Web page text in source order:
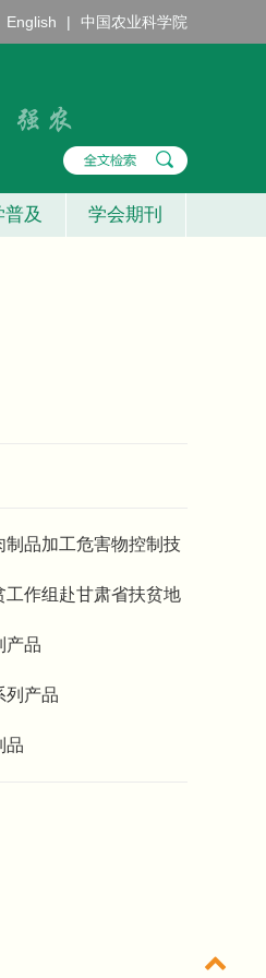
English | 中国农业科学院
及 学会期刊
制品加工危害物控制技
工作组赴甘肃省扶贫地
产品
列产品
品